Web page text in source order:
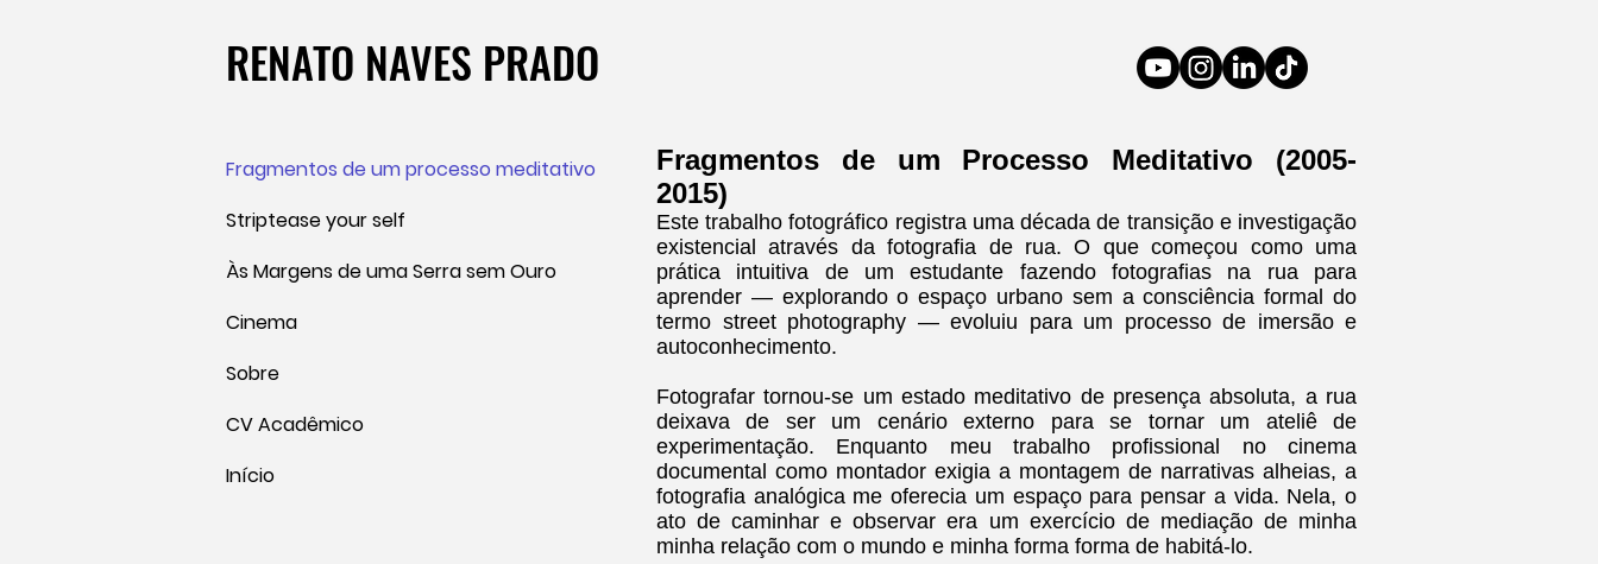
RENATO NAVES PRADO
Fragmentos de um Processo Meditativo (2005-
2015)
Este trabalho fotográfico registra uma década de transição e investigação
existencial através da fotografia de rua. O que começou como uma
prática intuitiva de um estudante fazendo fotografias na rua para
aprender — explorando o espaço urbano sem a consciência formal do
termo street photography — evoluiu para um processo de imersão e
autoconhecimento.
Fotografar tornou-se um estado meditativo de presença absoluta, a rua
deixava de ser um cenário externo para se tornar um ateliê de
experimentação. Enquanto meu trabalho profissional no cinema
documental como montador exigia a montagem de narrativas alheias, a
fotografia analógica me oferecia um espaço para pensar a vida. Nela, o
ato de caminhar e observar era um exercício de mediação de minha
minha relação com o mundo e minha forma forma de habitá-lo.
Fragmentos de um processo meditativo
Striptease your self
Às Margens de uma Serra sem Ouro
Cinema
Sobre
CV Acadêmico
Início